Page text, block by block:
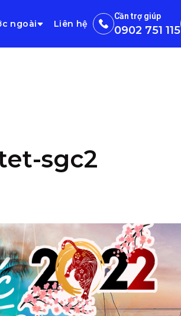
ngoài Liên hệ
Cần trợ giúp
0902 751 115
sgc2